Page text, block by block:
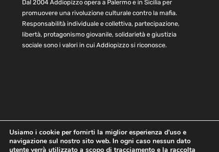
Dal 2004 Addiopizzo opera a Palermo e in Sicilia per
promuovere una rivoluzione culturale contro la mafia.
Responsabilità individuale e collettiva, partecipazione,
libertà, protagonismo giovanile, solidarietà e giustizia
sociale sono i valori in cui Addiopizzo si riconosce.
Home Statuto e bilancio
Contatti
Usiamo i cookie per fornirti la miglior esperienza d'uso e
navigazione sul nostro sito web. In ogni caso nessun dato
utente verrà utilizzato a scopo di tracciamento e la raccolta